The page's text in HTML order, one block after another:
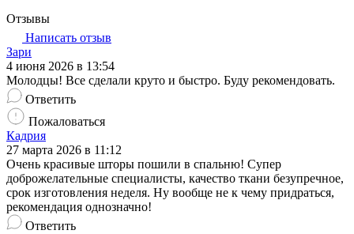
Отзывы
Написать отзыв
Зари
4 июня 2026 в 13:54
Молодцы! Все сделали круто и быстро. Буду рекомендовать.
Ответить
Пожаловаться
Кадрия
27 марта 2026 в 11:12
Очень красивые шторы пошили в спальню! Супер
доброжелательные специалисты, качество ткани безупречное,
срок изготовления неделя. Ну вообще не к чему придраться,
рекомендация однозначно!
Ответить